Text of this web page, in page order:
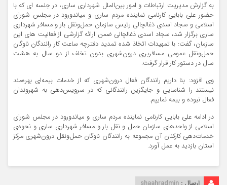
به گزارش مدیریت ارتباطات و امور بین‌الملل شهرداری ساری، در جلسه ای که با
حضور علی بابایی کارنامی نماینده مردم ساری و میاندورود در مجلس شورای
اسلامی و سجاد اسدی ذغالچالی رئیس سازمان حمل‌ونقل بار و مسافر شهرداری
ساری برگزار شد، سجاد اسدی ذغالچالی ضمن ارائه گزارشی از فعالیت های این
سازمان، گفت: با تمهیدات اتخاذ شده تمدید دفترچه ساعت کار رانندگان ناوگان
حمل‌ونقل عمومی مسافربری درون‌شهری بدون تخلف از دو سال به هشت
سال در دستور کار قرار گرفت.
وی افزود: بنا داریم رانندگان فعال درون‌شهری که از خدمات بیمه‌ای بهره‌مند
نیستند را شناسایی و جایگزین رانندگانی که در سرویس‌دهی به شهروندان
فعال نبوده و بیمه نماییم.
در ادامه علی بابایی کارنامی نماینده مردم ساری و میاندورود در مجلس شورای
اسلامی از واحدهای سازمان حمل و نقل بار و مسافر شهرداری ساری و نحوه‌ی
خدمات‌دهی کارکنان آن مجموعه به رانندگان ناوگان حمل‌ونقل درون‌شهری مرکز
استان بازدید به عمل آورد.